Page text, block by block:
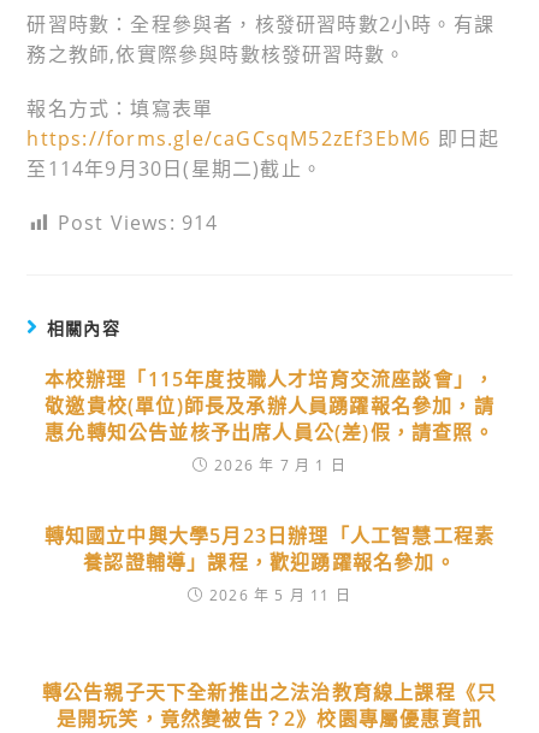
研習時數：全程參與者，核發研習時數2小時。有課
務之教師,依實際參與時數核發研習時數。
報名方式：填寫表單
https://forms.gle/caGCsqM52zEf3EbM6 即日起
至114年9月30日(星期二)截止。
Post Views: 914
相關內容
本校辦理「115年度技職人才培育交流座談會」，
敬邀貴校(單位)師長及承辦人員踴躍報名參加，請
惠允轉知公告並核予出席人員公(差)假，請查照。
2026 年 7 月 1 日
轉知國立中興大學5月23日辦理「人工智慧工程素
養認證輔導」課程，歡迎踴躍報名參加。
2026 年 5 月 11 日
轉公告親子天下全新推出之法治教育線上課程《只
是開玩笑，竟然變被告？2》校園專屬優惠資訊